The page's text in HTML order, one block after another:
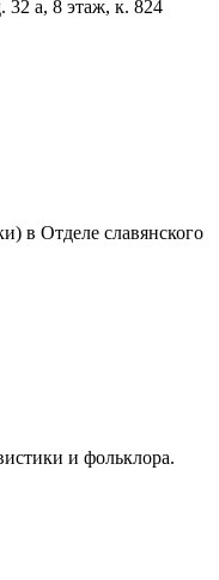
32 а, 8 этаж, к. 824
в Отделе славянского
и фольклора.